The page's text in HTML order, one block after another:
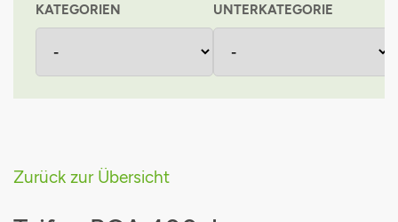
KATEGORIEN UNTERKATEGORIE
Zurück zur Übersicht